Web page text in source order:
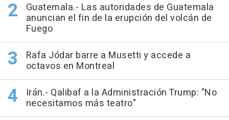
Guatemala.- Las autoridades de Guatemala
anuncian el fin de la erupción del volcán de
Fuego
Rafa Jódar barre a Musetti y accede a
octavos en Montreal
Irán.- Qalibaf a la Administración Trump: "No
necesitamos más teatro"